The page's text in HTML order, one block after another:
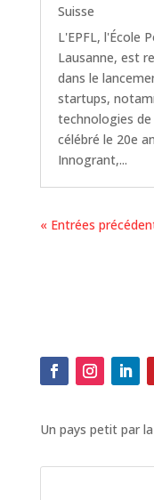
Suisse
L'EPFL, l'École
Lausanne, est
dans le
startups,
technologies de
célébré le 20e
Innogrant,...
« Entrées
Un pays petit par